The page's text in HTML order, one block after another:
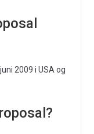
2009 i USA og